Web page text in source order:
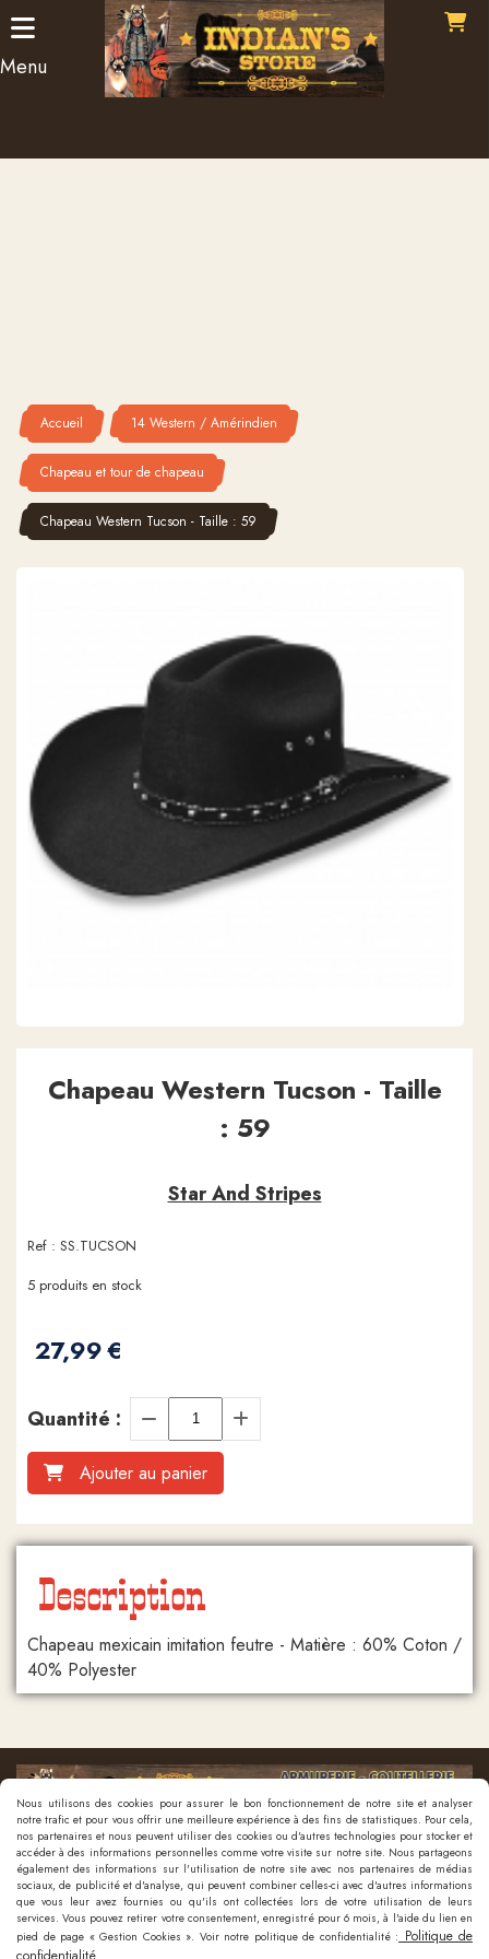
Menu
Accueil 14 Western / Amérindien
Chapeau et tour de chapeau
Chapeau Western Tucson - Taille : 59
Chapeau Western Tucson - Taille
: 59
Star And Stripes
Ref : SS.TUCSON
27,99€
5 produits en stock
Quantité :
Ajouter au panier
Description
Chapeau mexicain imitation feutre - Matière : 60% Coton /
40% Polyester
Nous contacter
Panneau de gestion des cookies
Nous utilisons des cookies pour assurer le bon fonctionnement de notre site et analyser
notre trafic et pour vous offrir une meilleure expérience à des fins de statistiques. Pour cela,
nos partenaires et nous peuvent utiliser des cookies ou d'autres technologies pour stocker et
accéder à des informations personnelles comme votre visite sur notre site. Nous partageons
également des informations sur l'utilisation de notre site avec nos partenaires de médias
sociaux, de publicité et d'analyse, qui peuvent combiner celles-ci avec d'autres informations
que vous leur avez fournies ou qu'ils ont collectées lors de votre utilisation de leurs
services. Vous pouvez retirer votre consentement, enregistré pour 6 mois, à l'aide du lien en
pied de page « Gestion Cookies ». Voir notre politique de confidentialité : Politique de